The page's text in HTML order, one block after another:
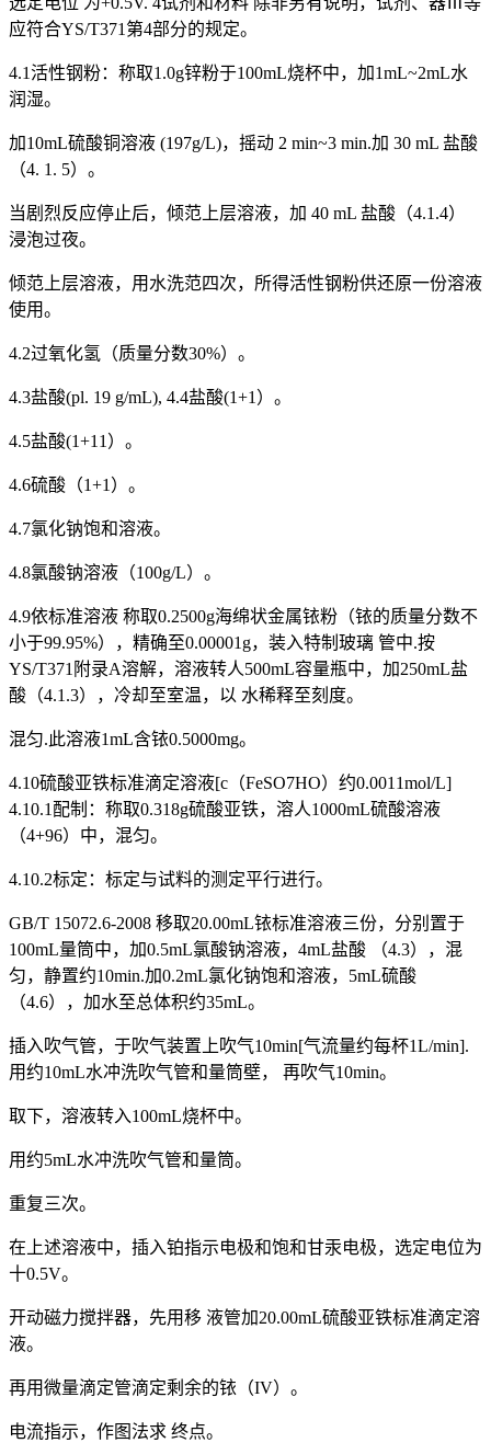
应符合YS/T371第4部分的规定。
4.1活性钢粉：称取1.0g锌粉于100mL烧杯中，加1mL~2mL水
润湿。
加10mL硫酸铜溶液 (197g/L)，摇动 2 min~3 min.加 30 mL 盐酸
（4. 1. 5）。
当剧烈反应停止后，倾范上层溶液，加 40 mL 盐酸（4.1.4）
浸泡过夜。
倾范上层溶液，用水洗范四次，所得活性钢粉供还原一份溶液
使用。
4.2过氧化氢（质量分数30%）。
4.3盐酸(pl. 19 g/mL), 4.4盐酸(1+1）。
4.5盐酸(1+11）。
4.6硫酸（1+1）。
4.7氯化钠饱和溶液。
4.8氯酸钠溶液（100g/L）。
4.9依标准溶液 称取0.2500g海绵状金属铱粉（铱的质量分数不
小于99.95%），精确至0.00001g，装入特制玻璃 管中.按
YS/T371附录A溶解，溶液转人500mL容量瓶中，加250mL盐
酸（4.1.3），冷却至室温，以 水稀释至刻度。
混匀.此溶液1mL含铱0.5000mg。
4.10硫酸亚铁标准滴定溶液[c（FeSO7HO）约0.0011mol/L]
4.10.1配制：称取0.318g硫酸亚铁，溶人1000mL硫酸溶液
（4+96）中，混匀。
4.10.2标定：标定与试料的测定平行进行。
GB/T 15072.6-2008 移取20.00mL铱标准溶液三份，分别置于
100mL量筒中，加0.5mL氯酸钠溶液，4mL盐酸 （4.3），混
匀，静置约10min.加0.2mL氯化钠饱和溶液，5mL硫酸
（4.6），加水至总体积约35mL。
插入吹气管，于吹气装置上吹气10min[气流量约每杯1L/min].
用约10mL水冲洗吹气管和量筒壁， 再吹气10min。
取下，溶液转入100mL烧杯中。
用约5mL水冲洗吹气管和量筒。
重复三次。
在上述溶液中，插入铂指示电极和饱和甘汞电极，选定电位为
十0.5V。
开动磁力搅拌器，先用移 液管加20.00mL硫酸亚铁标准滴定溶
液。
再用微量滴定管滴定剩余的铱（IV）。
电流指示，作图法求 终点。